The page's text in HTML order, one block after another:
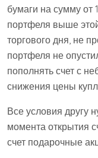
бумаги на сумму от
портфеля выше
торгового дня, не
портфеля не
пополнять счет с
снижения цены
Все условия другу
момента открытия
счет подарочные